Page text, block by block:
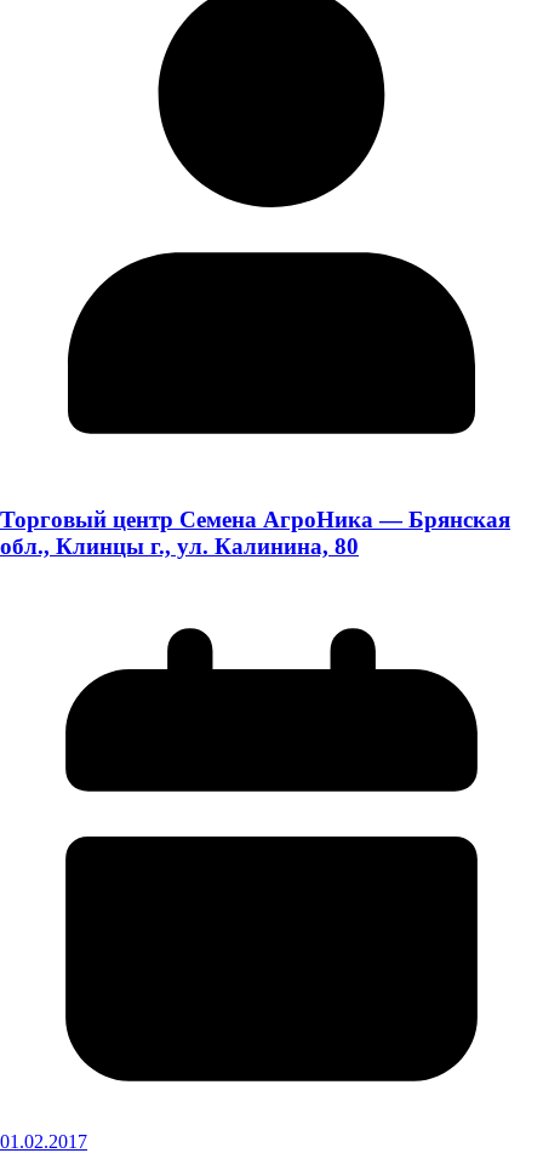
Торговый центр Семена АгроНика — Брянская
обл., Клинцы г., ул. Калинина, 80
01.02.2017